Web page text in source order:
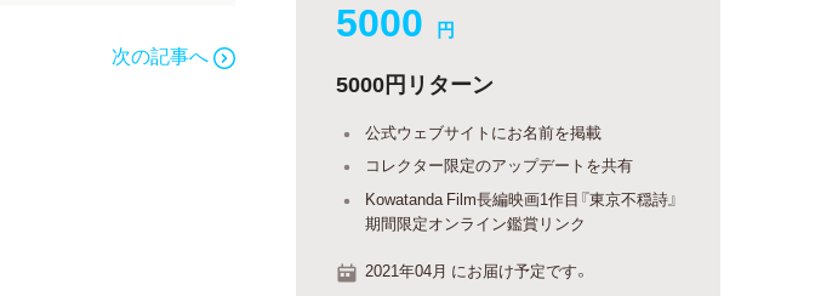
次の記事へ
5000 円
5000円リターン
公式ウェブサイトにお名前を掲載
コレクター限定のアップデートを共有
Kowatanda Film長編映画1作目『東京不穏詩』
期間限定オンライン鑑賞リンク
2021年04月 にお届け予定です。